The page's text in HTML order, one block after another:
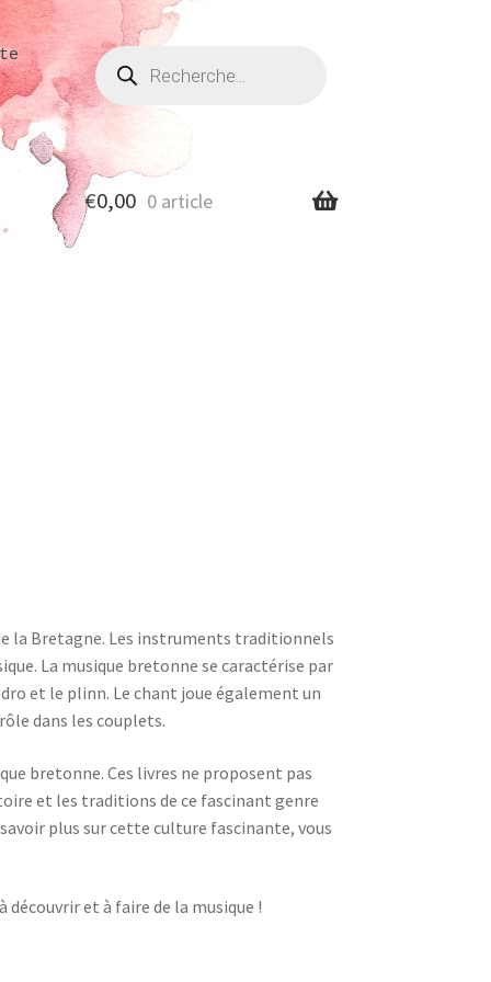
Recherche
de
produits
€0,00 0 article
la Bretagne. Les instruments traditionnels
La musique bretonne se caractérise par
et le plinn. Le chant joue également un
dans les couplets.
bretonne. Ces livres ne proposent pas
et les traditions de ce fascinant genre
plus sur cette culture fascinante, vous
et à faire de la musique !